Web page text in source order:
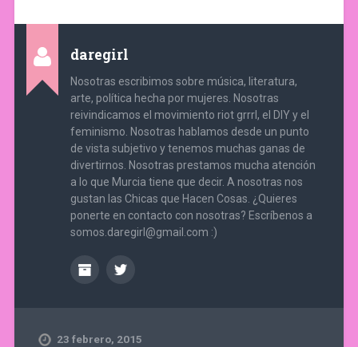
daregirl
Nosotras escribimos sobre música, literatura,
arte, política hecha por mujeres. Nosotras
reivindicamos el movimiento riot grrrl, el DIY y el
feminismo. Nosotras hablamos desde un punto
de vista subjetivo y tenemos muchas ganas de
divertirnos. Nosotras prestamos mucha atención
a lo que Murcia tiene que decir. A nosotras nos
gustan las Chicas que Hacen Cosas. ¿Quieres
ponerte en contacto con nosotras? Escríbenos a
somos.daregirl@gmail.com :)
23 febrero, 2015